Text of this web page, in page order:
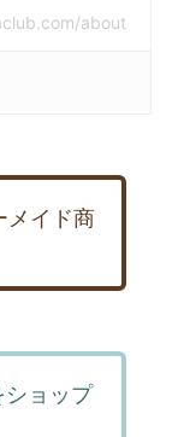
about
メイド商
ショップ